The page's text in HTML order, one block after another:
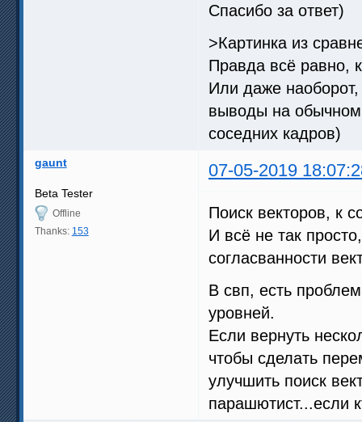
Спасибо за ответ)
>Картинка из
Правда всё равно,
Или даже
выводы на обычном
соседних кадров)
gaunt 07-05-2019
Beta Tester
Offline
Thanks: 153
Поиск векторов, к
И всё не так
согласванности
В свп, есть
уровней.
Если вернуть
чтобы сделать
улучшить поиск
парашютист...если